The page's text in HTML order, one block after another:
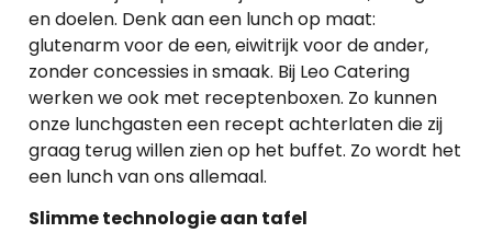
en doelen. Denk aan een lunch op maat:
glutenarm voor de een, eiwitrijk voor de ander,
zonder concessies in smaak. Bij Leo Catering
werken we ook met receptenboxen. Zo kunnen
onze lunchgasten een recept achterlaten die zij
graag terug willen zien op het buffet. Zo wordt het
een lunch van ons allemaal.
Slimme technologie aan tafel